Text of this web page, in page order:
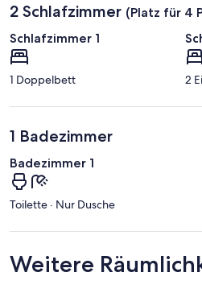
2 Schlafzimmer (Platz für 4
Schlafzimmer 1
1 Doppelbett 2
1 Badezimmer
Badezimmer 1
Toilette · Nur Dusche
Weitere